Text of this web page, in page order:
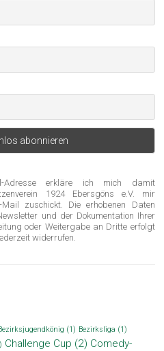
Adresse erkläre ich mich damit
1924 Ebersgöns e.V. mir
zuschickt. Die erhobenen Daten
und der Dokumentation Ihrer
oder Weitergabe an Dritte erfolgt
widerrufen.
(1) Bezirksliga (1)
Challenge Cup (2) Comedy-